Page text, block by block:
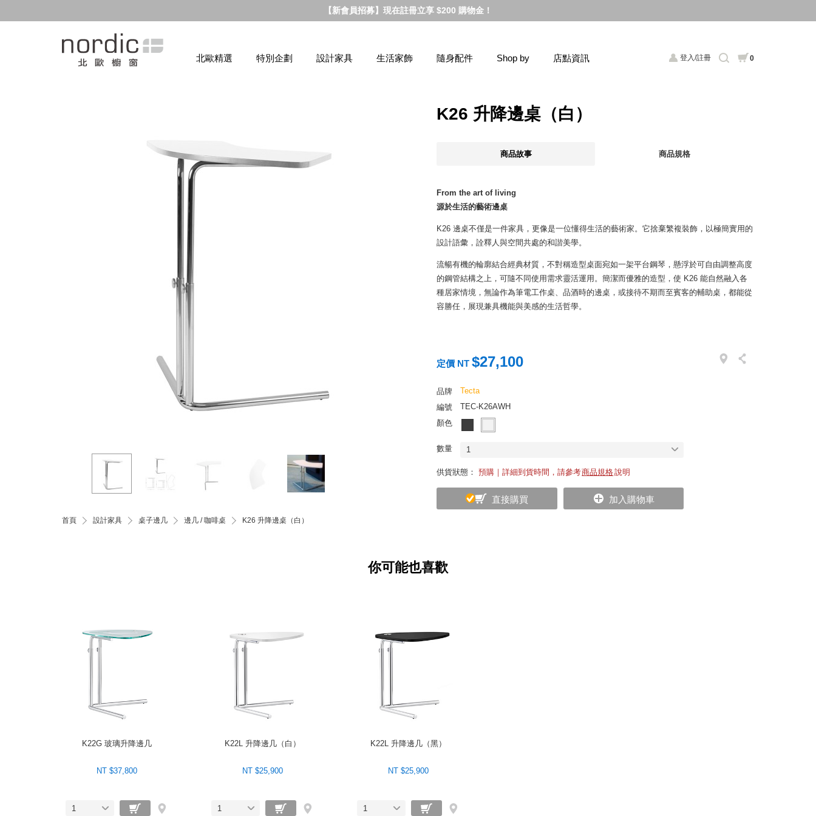
【新會員招募】現在註冊立享 $200 購物金！
登入/註冊 0
北歐精選 特別企劃 設計家具 生活家飾 隨身配件 Shop by 店點資訊
首頁 設計家具 桌子邊几 邊几 / 咖啡桌 K26 升降邊桌（白）
K26 升降邊桌（白）
商品故事 商品規格
From the art of living
源於生活的藝術邊桌
K26 邊桌不僅是一件家具，更像是一位懂得生活的藝術家。它捨棄繁複裝飾，以極簡實用的
設計語彙，詮釋人與空間共處的和諧美學。
流暢有機的輪廓結合經典材質，不對稱造型桌面宛如一架平台鋼琴，懸浮於可自由調整高度
的鋼管結構之上，可隨不同使用需求靈活運用。簡潔而優雅的造型，使 K26 能自然融入各
種居家情境，無論作為筆電工作桌、品酒時的邊桌，或接待不期而至賓客的輔助桌，都能從
容勝任，展現兼具機能與美感的生活哲學。
定價 NT $27,100
品牌
Tecta
編號
TEC-K26AWH
顏色
數量 1
供貨狀態： 預購｜詳細到貨時間，請參考商品規格說明
直接購買 加入購物車
你可能也喜歡
K22G 玻璃升降邊几
NT $37,800
1
K22L 升降邊几（白）
NT $25,900
1
K22L 升降邊几（黑）
NT $25,900
1